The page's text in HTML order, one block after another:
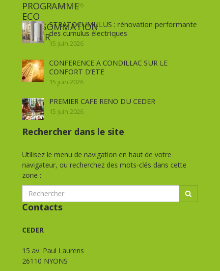
15 juin 2026
STRATOCUMULUS : rénovation performante
des cumulus électriques
15 juin 2026
CONFERENCE A CONDILLAC SUR LE
CONFORT D’ETE
15 juin 2026
PREMIER CAFE RENO DU CEDER
15 juin 2026
Rechercher dans le site
Utilisez le menu de navigation en haut de votre
navigateur, ou recherchez des mots-clés dans cette
zone :
Contacts
CEDER
15 av. Paul Laurens
26110 NYONS